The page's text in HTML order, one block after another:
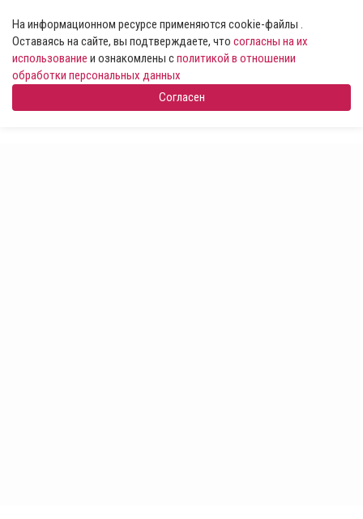
На информационном ресурсе применяются cookie-файлы .
Оставаясь на сайте, вы подтверждаете, что согласны на их
использование и ознакомлены сполитикой в отношении
обработки персональных данных
Согласен